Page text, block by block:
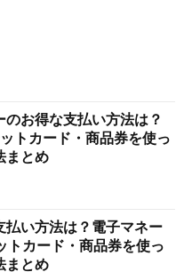
のお得な支払い方法は？
トカード・商品券を使っ
まとめ
払い方法は？電子マネー
トカード・商品券を使っ
まとめ